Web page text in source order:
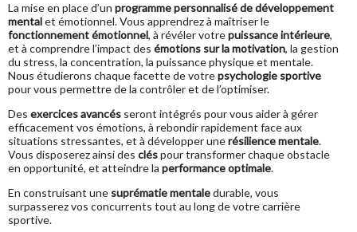
La mise en place d’un programme personnalisé de développement
mentalet émotionnel. Vous apprendrez à maîtriser le
fonctionnement émotionnel, à révéler votrepuissance intérieure,
et à comprendre l’impact des émotions sur la motivation, la gestion
du stress, la concentration, la puissance physique et mentale.
Nous étudierons chaque facette de votrepsychologie sportive
pour vous permettre de la contrôler et de l’optimiser.
Des exercices avancés seront intégrés pour vous aider à gérer
efficacement vos émotions, à rebondir rapidement face aux
situations stressantes, et à développer unerésilience mentale.
Vous disposerez ainsi des cléspour transformer chaque obstacle
en opportunité, et atteindre la performance optimale.
En construisant une suprématie mentaledurable, vous
surpasserez vos concurrents tout au long de votre carrière
sportive.